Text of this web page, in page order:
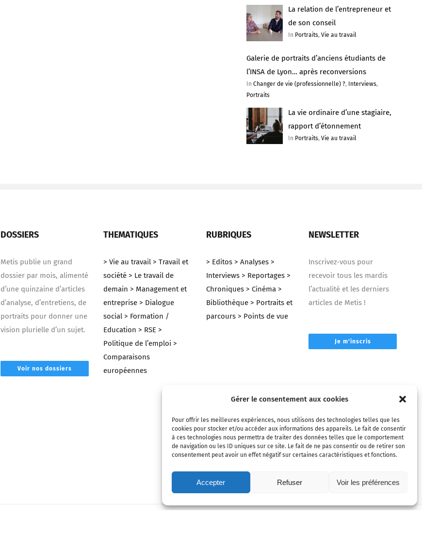
Gérer le consentement aux cookies
Pour offrir les meilleures expériences, nous utilisons des technologies telles que les
cookies pour stocker et/ou accéder aux informations des appareils. Le fait de consentir
à ces technologies nous permettra de traiter des données telles que le comportement
de navigation ou les ID uniques sur ce site. Le fait de ne pas consentir ou de retirer son
consentement peut avoir un effet négatif sur certaines caractéristiques et fonctions.
Accepter Refuser Voir les préférences
La relation de l’entrepreneur et
de son conseil
In Portraits,Vie au travail
Galerie de portraits d’anciens étudiants de
l’INSA de Lyon… après reconversions
In Changer de vie (professionnelle) ?, Interviews,
Portraits
La vie ordinaire d’une stagiaire,
rapport d’étonnement
In Portraits,Vie au travail
DOSSIERS
Metis publie un grand
dossier par mois, alimenté
d’une quinzaine d’articles
d’analyse, d’entretiens, de
portraits pour donner une
vision plurielle d’un sujet.
Voir nos dossiers
THEMATIQUES
> Vie au travail > Travail et
société > Le travail de
demain > Management et
entreprise > Dialogue
social > Formation /
Education > RSE >
Politique de l’emploi >
Comparaisons
européennes
RUBRIQUES
> Editos > Analyses >
Interviews > Reportages >
Chroniques > Cinéma >
Bibliothèque > Portraits et
parcours > Points de vue
NEWSLETTER
Inscrivez-vous pour
recevoir tous les mardis
l’actualité et les derniers
articles de Metis !
Je m'inscris